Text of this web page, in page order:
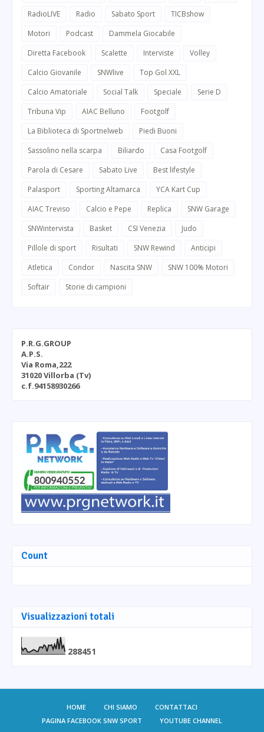
RadioLIVE
Radio Sabato Sport
TICBshow
Motori
Podcast
Dammela Giocabile
Diretta Facebook
Scalette Interviste
Volley
Calcio Giovanile
SNWlive
Top Gol XXL
Calcio Amatoriale
Social Talk Speciale
Serie D
Tribuna Vip
AIAC Belluno
Footgolf
La Biblioteca di Sportnelweb
Piedi Buoni
Sassolino nella scarpa
Biliardo
Casa Footgolf
Parola di Cesare
Sabato Live
Best lifestyle
Palasport
Sporting Altamarca
YCA Kart Cup
AIAC Treviso
Calcio e Pepe Replica
SNW Garage
SNWintervista
Basket CSI Venezia
Judo
Pillole di sport
Risultati SNW Rewind
Anticipi
Atletica
Condor Nascita SNW
SNW 100% Motori
Softair
Storie di campioni
P.R.G.GROUP
A.P.S.
Via Roma,222
31020 Villorba (Tv)
c.f.94158930266
Count
Visualizzazioni totali
288451
HOME CHI SIAMO
CONTATTACI
PAGINA FACEBOOK SNW SPORT
YOUTUBE CHANNEL